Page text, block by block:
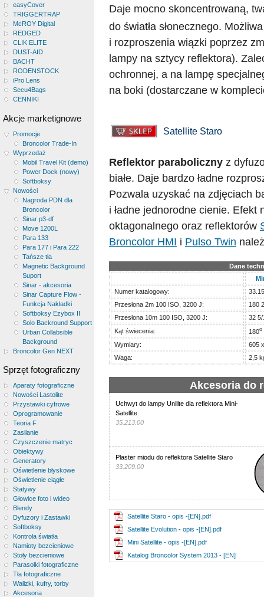
easyCover
TRIGGERTRAP
McROY Digital
REDGED
CLIK ELITE
DUST-AID
BACHT
RODENSTOCK
iPro Lens
Secu4Bags
CENNIKI
Akcje marketignowe
Promocje
Broncolor Trade-In
Wyprzedaż
Mobil Travel Kit (demo)
Power Dock (nowy)
Softboksy
Nowości
Nagroda PDN dla
Broncolor
Sinar p3-df
Move 1200L
Para 133
Para 177 i Para 222
Tańsze tła
Magnetic Background
Suport
Sinar - akcesoria
Sinar Capture Flow -
Funkcja Nakładki
Softboksy Ezybox II
Solo Backround Support
Urban Collabsible
Background
Broncolor Gen NEXT
Sprzęt fotograficzny
Aparaty fotograficzne
Nowości Lastolite
Przystawki cyfrowe
Oprogramowanie
Teoria F
Zasilanie
Czyszczenie matryc
Obiektywy
Generatory
Oświetlenie błyskowe
Oświetlenie ciągłe
Statywy
Głowice foto i wideo
Blendy
Dyfuzory i Zastawki
Softboksy
Kontrola światła
Namioty bezcieniowe
Stoły bezcieniowe
Parasolki fotograficzne
Tła fotograficzne
Walizki, kufry, torby
Akcesoria
Daje mocno skoncentrowaną,
do światła słonecznego.
i rozproszenia wiązki poprzez
lampy na sztycy reflektora).
ochronnej, a na lampę
na boki (dostarczane w
Satellite Staro
Reflektor paraboliczny z
białe. Daje bardzo ładne
Pozwala uzyskać na zdjęciach
i ładne jednorodne cienie.
oktagonalnego oraz reflektorów
Broncolor HMI i Pulso Twin
Dane
Numer katalogowy:
Przesłona 2m 100 ISO, 3200 J:
180
Przesłona 10m 100 ISO, 3200 J:
32 5/
Kąt świecenia:
180o
Wymiary:
605
Waga:
2,5
Akcesoria do
Uchwyt do lampy Unilite dla reflektora Mini-
Satellite
35.213.00
Plaster miodu do reflektora Satellite Staro
33.209.00
Satellite Staro - opis -[EN].pdf
Satellite Evolution - opis -[EN].pdf
Mini Satellite - opis -[EN].pdf
Katalog Broncolor System 2013 - [EN]